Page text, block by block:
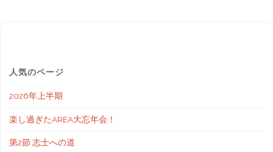
人気のページ
2026年上半期
楽し過ぎたAREA大忘年会！
第2節 志士への道